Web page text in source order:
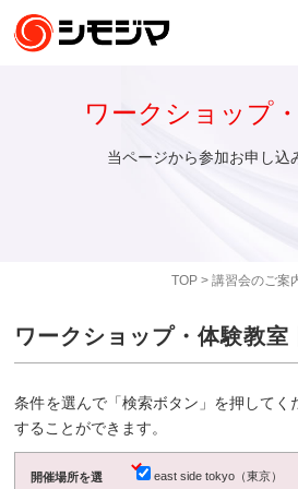
TOP> 講習会のご案
ワークショップ
当ページから参加お申し込
ワークショップ・体験教室
条件を選んで「検索ボタン」を押してく
することができます。
開催場所を選
east side tokyo（東京）